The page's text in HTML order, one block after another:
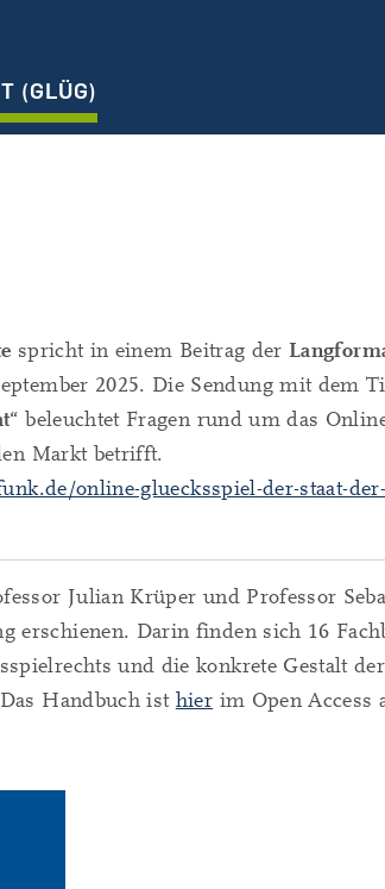
(GLÜG)
spricht in einem Beitrag der
2025. Die Sendung mit dem
beleuchtet Fragen rund um das
Markt betrifft.
online-gluecksspiel-der-staat-
Julian Krüper und Professor
erschienen. Darin finden sich 16
und die konkrete Gestalt der
Handbuch ist hier im Open Access